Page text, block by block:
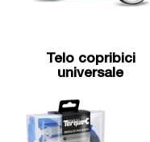
Telo copribici
universale